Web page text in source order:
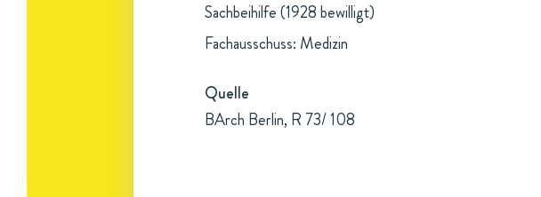
Sachbeihilfe (1928 bewilligt)
Fachausschuss: Medizin
Quelle
BArch Berlin, R 73/ 108